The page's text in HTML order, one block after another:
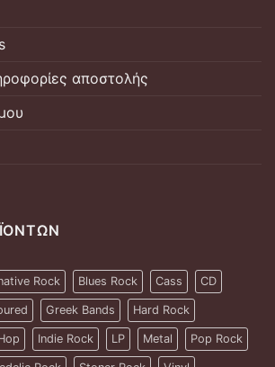
αποστολής
Rock Blues Rock Cass CD
Greek Bands Hard Rock
Indie Rock LP Metal Pop Rock